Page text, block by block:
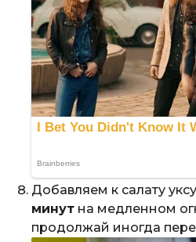
Добавляем к салату
минут на медленном
продолжай иногда